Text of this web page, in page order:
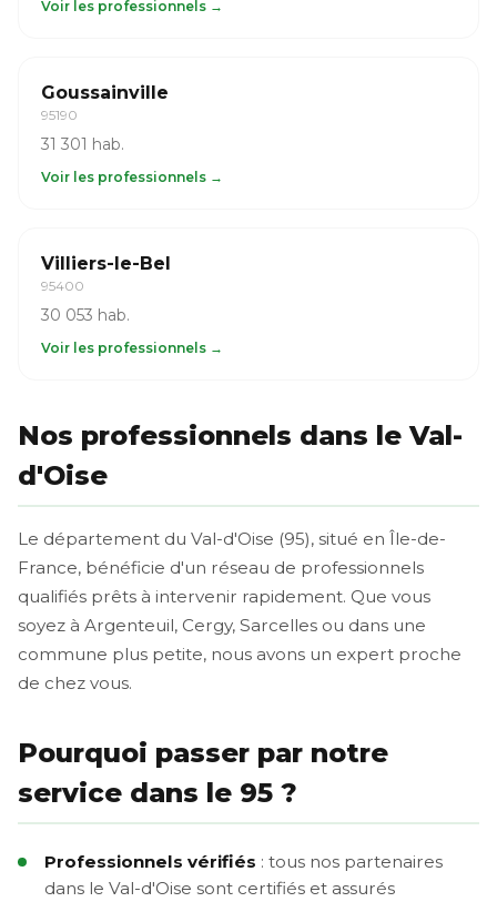
Voir les professionnels →
Goussainville
95190
31 301 hab.
Voir les professionnels →
Villiers-le-Bel
95400
30 053 hab.
Voir les professionnels →
Nos professionnels dans le Val-
d'Oise
Le département du Val-d'Oise (95), situé en Île-de-
France, bénéficie d'un réseau de professionnels
qualifiés prêts à intervenir rapidement. Que vous
soyez à Argenteuil, Cergy, Sarcelles ou dans une
commune plus petite, nous avons un expert proche
de chez vous.
Pourquoi passer par notre
service dans le 95 ?
Professionnels vérifiés : tous nos partenaires
dans le Val-d'Oise sont certifiés et assurés